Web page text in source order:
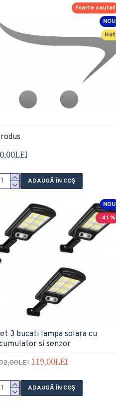
NOU
Hot
Foarte cautat
ADAUGĂ ÎN COŞ
NOU
-41 %
3 bucati lampa solara cu
si senzor
119,00LEI
ADAUGĂ ÎN COŞ